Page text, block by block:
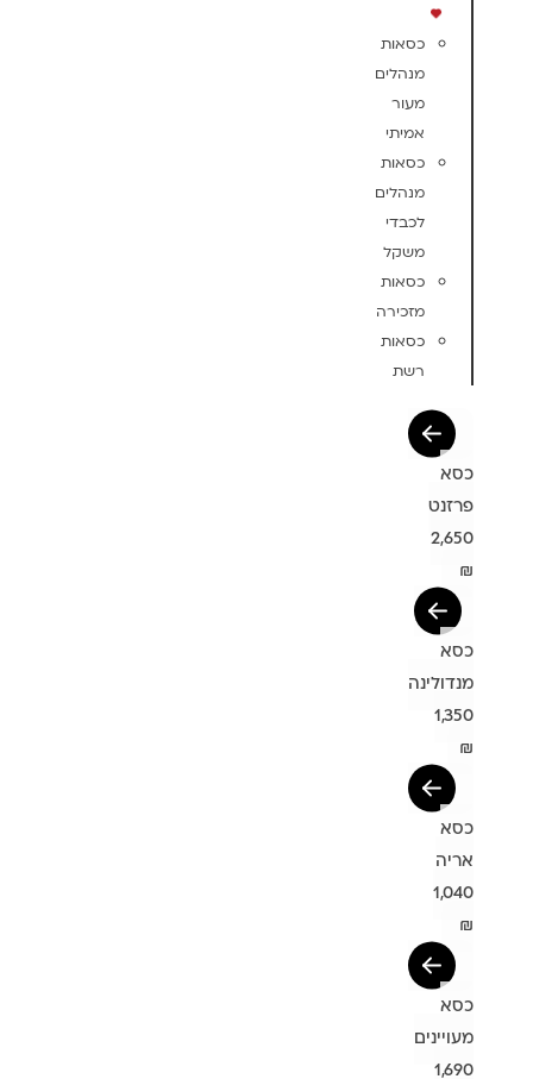
כסאות
מנהלים
מעור
אמיתי
כסאות
מנהלים
לכבדי
משקל
כסאות
מזכירה
כסאות
רשת
כסא
פרזנט
2,650
₪
כסא
מנדולינה
1,350
₪
כסא
אריה
1,040
₪
כסא
מעויינים
1,690